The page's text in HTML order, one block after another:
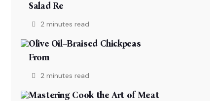
Salad Re
2 minutes read
Olive Oil–Braised Chickpeas
From
2 minutes read
Mastering Cook the Art of Meat